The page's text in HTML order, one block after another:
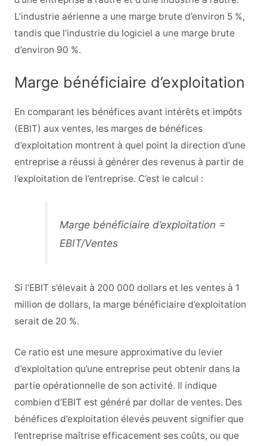
L’industrie aérienne a une marge brute d’environ 5 %,
tandis que l’industrie du logiciel a une marge brute
d’environ 90 %.
Marge bénéficiaire d’exploitation
En comparant les bénéfices avant intérêts et impôts
(EBIT) aux ventes, les marges de bénéfices
d’exploitation montrent à quel point la direction d’une
entreprise a réussi à générer des revenus à partir de
l’exploitation de l’entreprise. C’est le calcul :
Marge bénéficiaire d’exploitation =
EBIT/Ventes
Si l’EBIT s’élevait à 200 000 dollars et les ventes à 1
million de dollars, la marge bénéficiaire d’exploitation
serait de 20 %.
Ce ratio est une mesure approximative du levier
d’exploitation qu’une entreprise peut obtenir dans la
partie opérationnelle de son activité. Il indique
combien d’EBIT est généré par dollar de ventes. Des
bénéfices d’exploitation élevés peuvent signifier que
l’entreprise maîtrise efficacement ses coûts, ou que